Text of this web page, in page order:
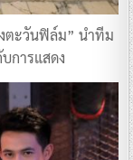
ตะวันฟิล์ม” นำทีม
การแสดง